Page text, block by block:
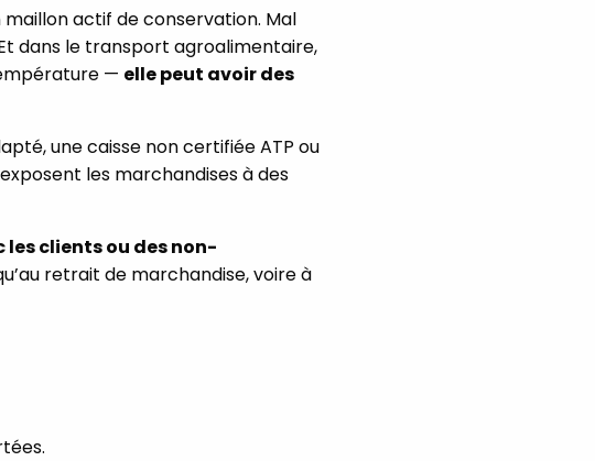
maillon actif de conservation. Mal
dans le transport agroalimentaire,
— elle peut avoir des
une caisse non certifiée ATP ou
les marchandises à des
clients ou des non-
retrait de marchandise, voire à